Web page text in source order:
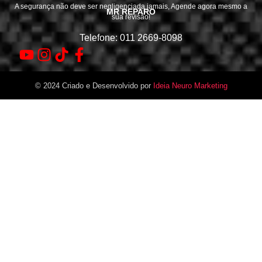
MR REPARO
A segurança não deve ser negligenciada jamais, Agende agora mesmo a
sua revisão!
Telefone: 011 2669-8098
© 2024 Criado e Desenvolvido por Ideia Neuro Marketing